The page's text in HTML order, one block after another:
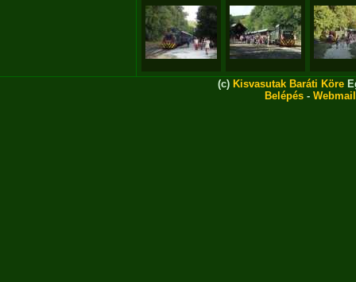
(c) Kisvasutak Baráti Köre
Belépés - Webmail